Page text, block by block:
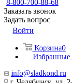
8-800-700-88-68
Заказать звонок
Задать вопрос
Войти
Корзина0
Избранные
info@sladkond.ru